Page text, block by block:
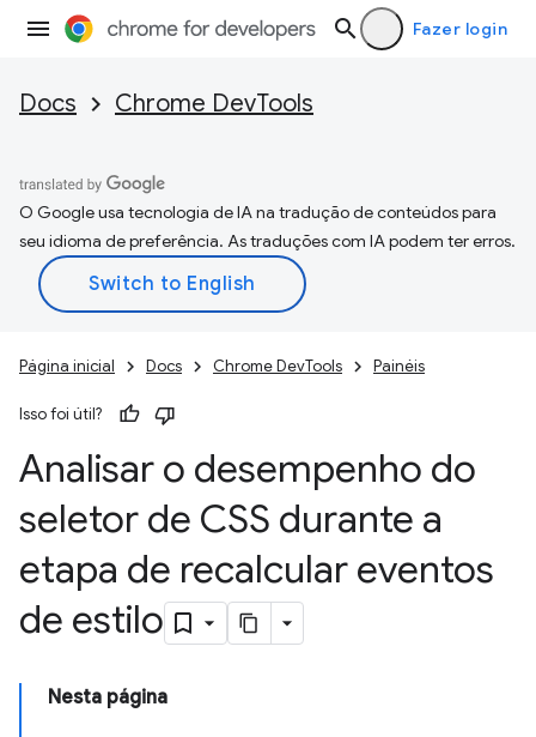
Fazer login
Docs Chrome DevTools
O Google usa tecnologia de IA na tradução de conteúdos para
seu idioma de preferência. As traduções com IA podem ter erros.
Página inicial Docs Chrome DevTools Painéis
Isso foi útil?
Analisar o desempenho do
seletor de CSS durante a
etapa de recalcular eventos
de estilo
Nesta página